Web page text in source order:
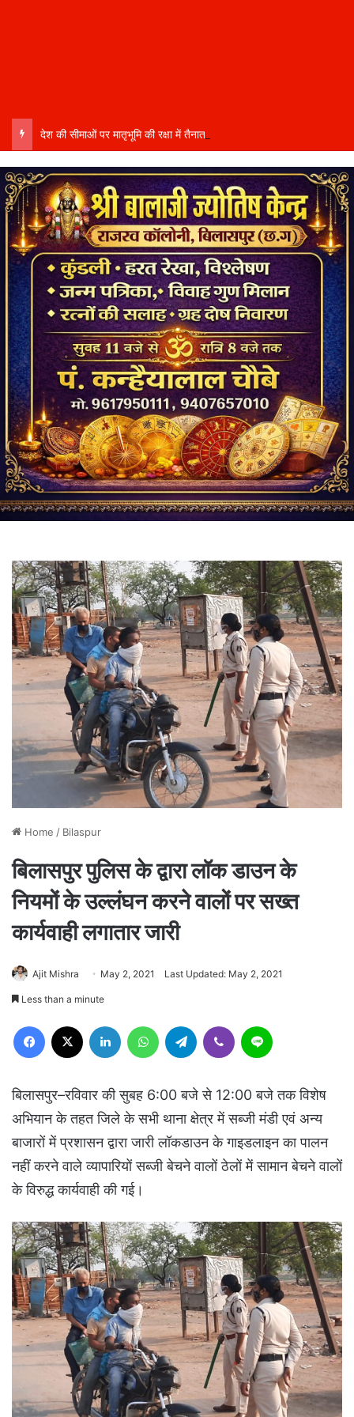
Home / Bilaspur
बिलासपुर पुलिस के द्वारा लॉक डाउन के
नियमों के उल्लंघन करने वालों पर सख्त
कार्यवाही लगातार जारी
Ajit Mishra May 2, 2021 Last Updated: May 2, 2021
Less than a minute
Facebook LinkedIn WhatsAppTelegram Viber
बिलासपुर–रविवार की सुबह 6:00 बजे से 12:00 बजे तक विशेष
अभियान के तहत जिले के सभी थाना क्षेत्र में सब्जी मंडी एवं अन्य
बाजारों में प्रशासन द्वारा जारी लॉकडाउन के गाइडलाइन का पालन
नहीं करने वाले व्यापारियों सब्जी बेचने वालों ठेलों में सामान बेचने वालों
के विरुद्ध कार्यवाही की गई।